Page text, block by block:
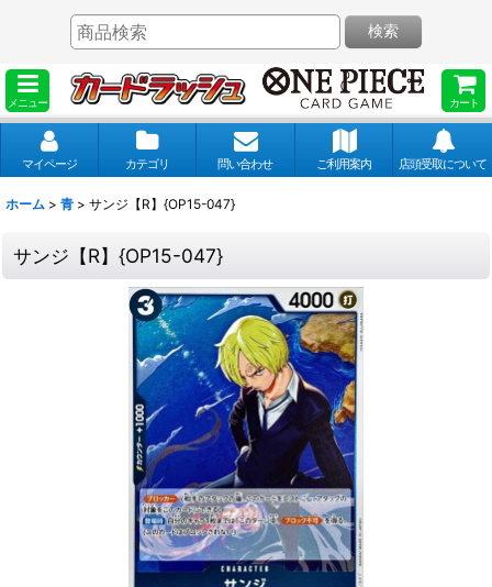
メニュー カート
検索
マイページ カテゴリ 問い合わせ ご利用案内 店頭受取について
ホーム > 青 > サンジ【R】{OP15-047}
サンジ【R】{OP15-047}